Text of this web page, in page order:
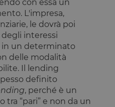
con essa un
L'impresa,
le dovrà poi
interessi
in un determinato
delle modalità
Il lending
definito
, perché è un
“pari” e non da un